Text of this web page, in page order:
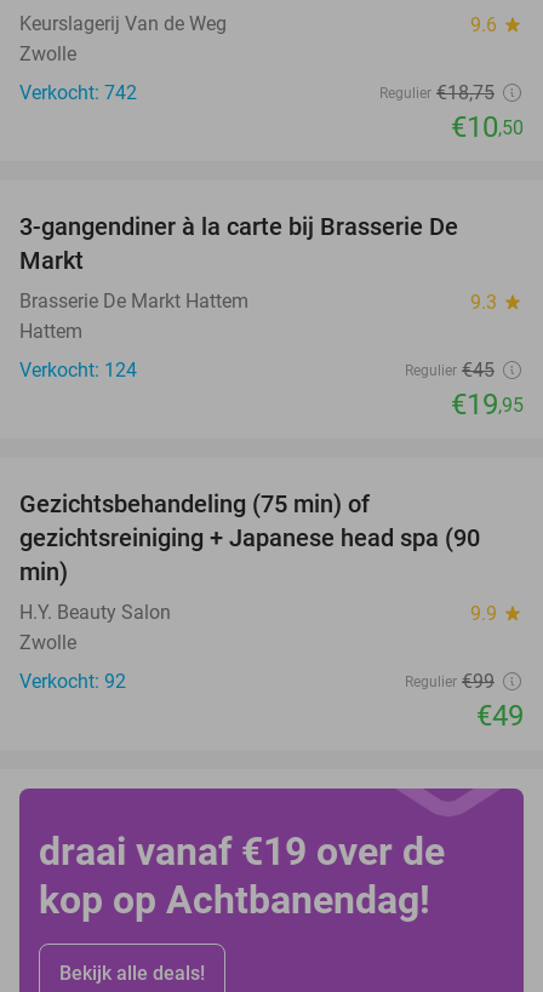
Keurslagerij Van de Weg 9.6 star
Zwolle
Verkocht: 742
Regulier €18,75
€10,50
3-gangendiner à la carte bij Brasserie De
Markt
Brasserie De Markt Hattem 9.3 star
Hattem
Verkocht: 124
Regulier €45
€19,95
Gezichtsbehandeling (75 min) of
gezichtsreiniging + Japanese head spa (90
min)
H.Y. Beauty Salon 9.9 star
Zwolle
Verkocht: 92
Regulier €99
€49
draai vanaf €19 over de
kop op Achtbanendag!
Bekijk alle deals!